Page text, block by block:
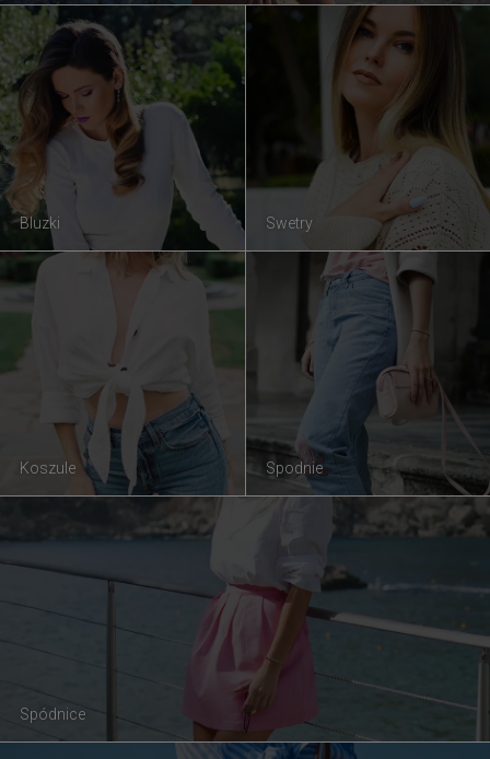
Bluzki Swetry
Spódnice
Koszule Spodnie